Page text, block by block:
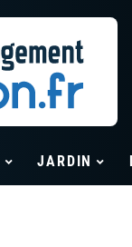
JARDIN